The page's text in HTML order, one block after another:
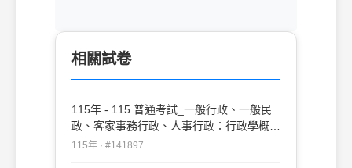
相關試卷
115年 - 115 普通考試_一般行政、一般民
政、客家事務行政、人事行政：行政學概要
#141897
115年 · #141897